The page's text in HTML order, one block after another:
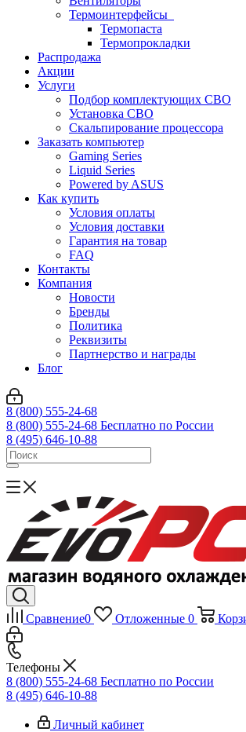
Термоинтерфейсы
Термопаста
Термопрокладки
Распродажа
Акции
Услуги
Подбор комплектующих СВО
Установка СВО
Скальпирование процессора
Заказать компьютер
Gaming Series
Liquid Series
Powered by ASUS
Как купить
Условия оплаты
Условия доставки
Гарантия на товар
FAQ
Контакты
Компания
Новости
Бренды
Политика
Реквизиты
Партнерство и награды
Блог
8 (800) 555-24-68
8 (800) 555-24-68 Бесплатно по России
8 (495) 646-10-88
Сравнение0 Отложенные 0
Телефоны
8 (800) 555-24-68 Бесплатно по России
8 (495) 646-10-88
Личный кабинет